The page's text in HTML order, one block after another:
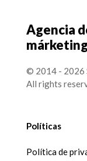
Agencia
márketing
© 2014 - 2026
All rights
Políticas
Política de